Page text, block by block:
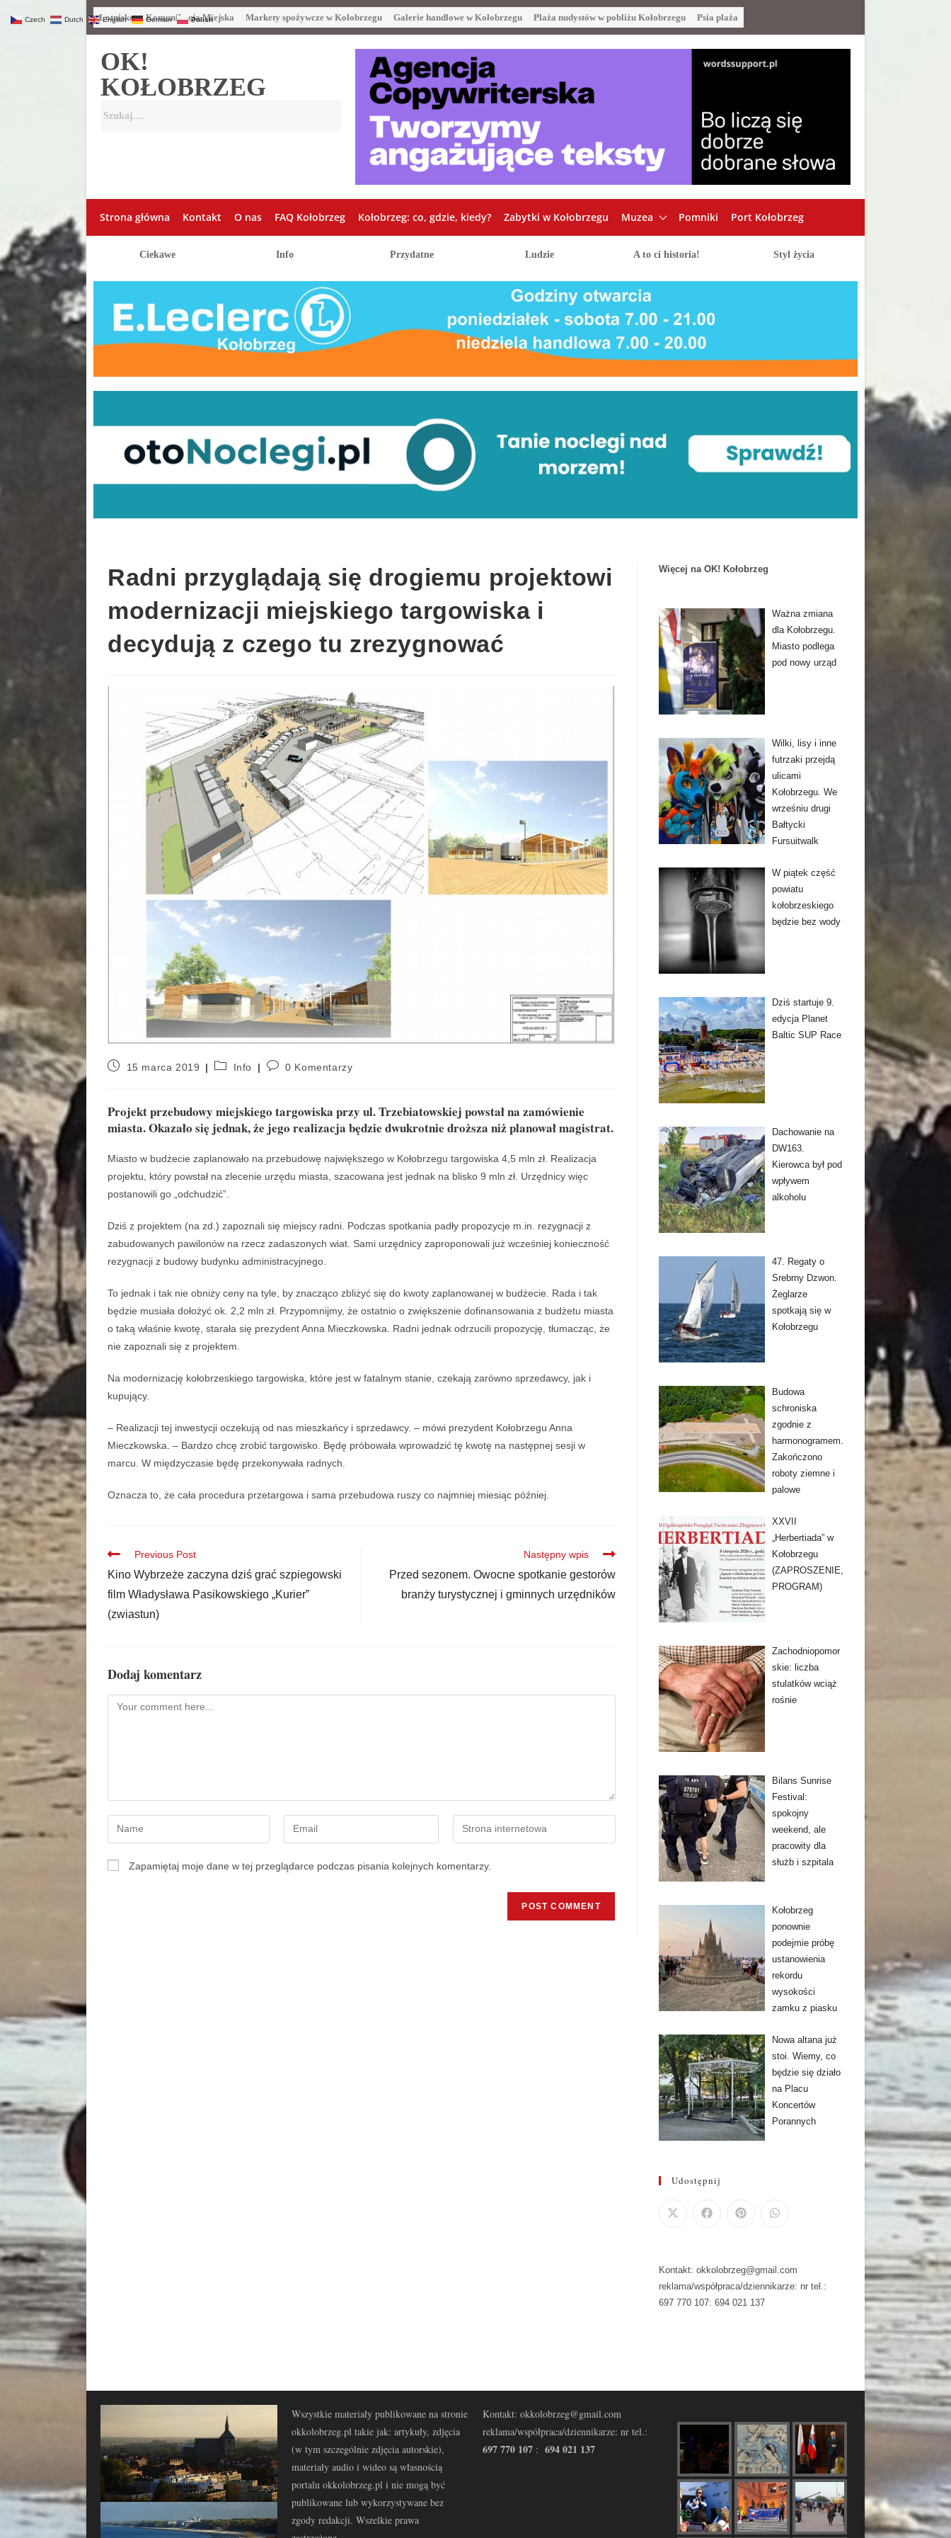
Lotnisko Komunikacja Miejska Markety spożywcze w Kołobrzegu Galerie handlowe w Kołobrzegu Plaża nudystów w pobliżu Kołobrzegu Psia plaża
OK!
KOŁOBRZEG
Strona główna Kontakt O nas FAQ Kołobrzeg Kołobrzeg: co, gdzie, kiedy? Zabytki w Kołobrzegu Muzea Pomniki Port Kołobrzeg
Ciekawe Info Przydatne Ludzie A to ci historia! Styl życia
Radni przyglądają się drogiemu projektowi
modernizacji miejskiego targowiska i
decydują z czego tu zrezygnować
15 marca 2019 Info 0 Komentarzy
Projekt przebudowy miejskiego targowiska przy ul. Trzebiatowskiej powstał na zamówienie
miasta. Okazało się jednak, że jego realizacja będzie dwukrotnie droższa niż planował magistrat.
Miasto w budżecie zaplanowało na przebudowę największego w Kołobrzegu targowiska 4,5 mln zł. Realizacja
projektu, który powstał na zlecenie urzędu miasta, szacowana jest jednak na blisko 9 mln zł. Urzędnicy więc
postanowili go „odchudzić”.
Dziś z projektem (na zd.) zapoznali się miejscy radni. Podczas spotkania padły propozycje m.in. rezygnacji z
zabudowanych pawilonów na rzecz zadaszonych wiat. Sami urzędnicy zaproponowali już wcześniej konieczność
rezygnacji z budowy budynku administracyjnego.
To jednak i tak nie obniży ceny na tyle, by znacząco zbliżyć się do kwoty zaplanowanej w budżecie. Rada i tak
będzie musiała dołożyć ok. 2,2 mln zł. Przypomnijmy, że ostatnio o zwiększenie dofinansowania z budżetu miasta
o taką właśnie kwotę, starała się prezydent Anna Mieczkowska. Radni jednak odrzucili propozycję, tłumacząc, że
nie zapoznali się z projektem.
Na modernizację kołobrzeskiego targowiska, które jest w fatalnym stanie, czekają zarówno sprzedawcy, jak i
kupujący.
– Realizacji tej inwestycji oczekują od nas mieszkańcy i sprzedawcy. – mówi prezydent Kołobrzegu Anna
Mieczkowska. – Bardzo chcę zrobić targowisko. Będę próbowała wprowadzić tę kwotę na następnej sesji w
marcu. W międzyczasie będę przekonywała radnych.
Oznacza to, że cała procedura przetargowa i sama przebudowa ruszy co najmniej miesiąc później.
Previous Post
Kino Wybrzeże zaczyna dziś grać szpiegowski
film Władysława Pasikowskiego „Kurier”
(zwiastun)
Następny wpis
Przed sezonem. Owocne spotkanie gestorów
branży turystycznej i gminnych urzędników
Dodaj komentarz
Zapamiętaj moje dane w tej przeglądarce podczas pisania kolejnych komentarzy.
Więcej na OK! Kołobrzeg
Ważna zmiana
dla Kołobrzegu.
Miasto podlega
pod nowy urząd
Wilki, lisy i inne
futrzaki przejdą
ulicami
Kołobrzegu. We
wrześniu drugi
Bałtycki
Fursuitwalk
W piątek część
powiatu
kołobrzeskiego
będzie bez wody
Dziś startuje 9.
edycja Planet
Baltic SUP Race
Dachowanie na
DW163.
Kierowca był pod
wpływem
alkoholu
47. Regaty o
Srebrny Dzwon.
Żeglarze
spotkają się w
Kołobrzegu
Budowa
schroniska
zgodnie z
harmonogramem.
Zakończono
roboty ziemne i
palowe
XXVII
„Herbertiada” w
Kołobrzegu
(ZAPROSZENIE,
PROGRAM)
Zachodniopomor
skie: liczba
stulatków wciąż
rośnie
Bilans Sunrise
Festival:
spokojny
weekend, ale
pracowity dla
służb i szpitala
Kołobrzeg
ponownie
podejmie próbę
ustanowienia
rekordu
wysokości
zamku z piasku
Nowa altana już
stoi. Wiemy, co
będzie się działo
na Placu
Koncertów
Porannych
Udostępnij
Kontakt: okkolobrzeg@gmail.com
reklama/współpraca/dziennikarze: nr tel.:
697 770 107: 694 021 137
Wszystkie materiały publikowane na stronie
okkolobrzeg.pl takie jak: artykuły, zdjęcia
(w tym szczególnie zdjęcia autorskie),
materiały audio i wideo są własnością
portalu okkolobrzeg.pl i nie mogą być
publikowane lub wykorzystywane bez
zgody redakcji. Wszelkie prawa
Kontakt: okkolobrzeg@gmail.com
reklama/współpraca/dziennikarze: nr tel.:
697 770 107 : 694 021 137
Czech Dutch English German Polish